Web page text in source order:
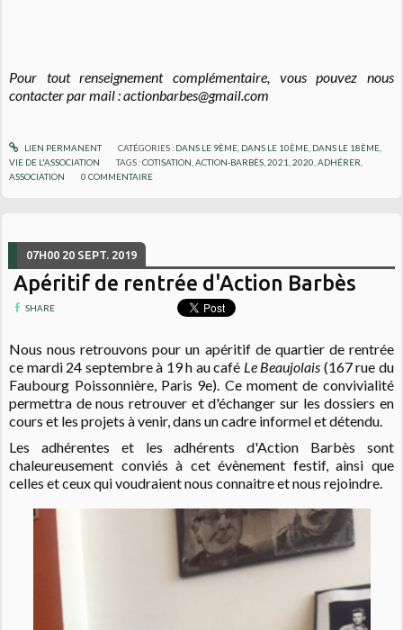
Pour tout renseignement complémentaire, vous pouvez nous
contacter par mail : actionbarbes@gmail.com
LIEN PERMANENT CATÉGORIES : DANS LE 9ÈME, DANS LE 10ÈME, DANS LE 18ÈME,
VIE DE L'ASSOCIATION
TAGS :COTISATION ,ACTION-BARBÈS ,2021 ,2020 ,ADHÉRER
ASSOCIATION
0 COMMENTAIRE
07H00 20 SEPT. 2019
Apéritif de rentrée d'Action Barbès
SHARE
Nous nous retrouvons pour un apéritif de quartier de rentrée
ce mardi 24 septembre à 19 h au café Le Beaujolais (167 rue du
Faubourg Poissonnière, Paris 9e). Ce moment de convivialité
permettra de nous retrouver et d'échanger sur les dossiers en
cours et les projets à venir, dans un cadre informel et détendu.
Les adhérentes et les adhérents d'Action Barbès sont
chaleureusement conviés à cet évènement festif, ainsi que
celles et ceux qui voudraient nous connaitre et nous rejoindre.